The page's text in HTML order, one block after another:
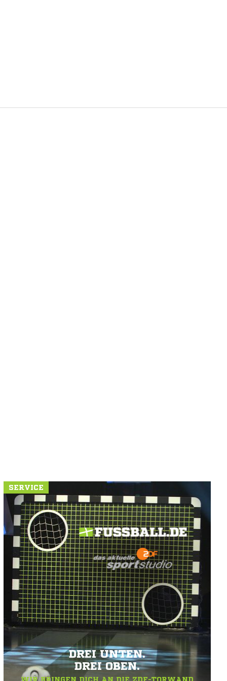
SERVICE
DREI UNTEN.
DREI OBEN.
WIR BRINGEN DICH AN DIE ZDF-TORWAND